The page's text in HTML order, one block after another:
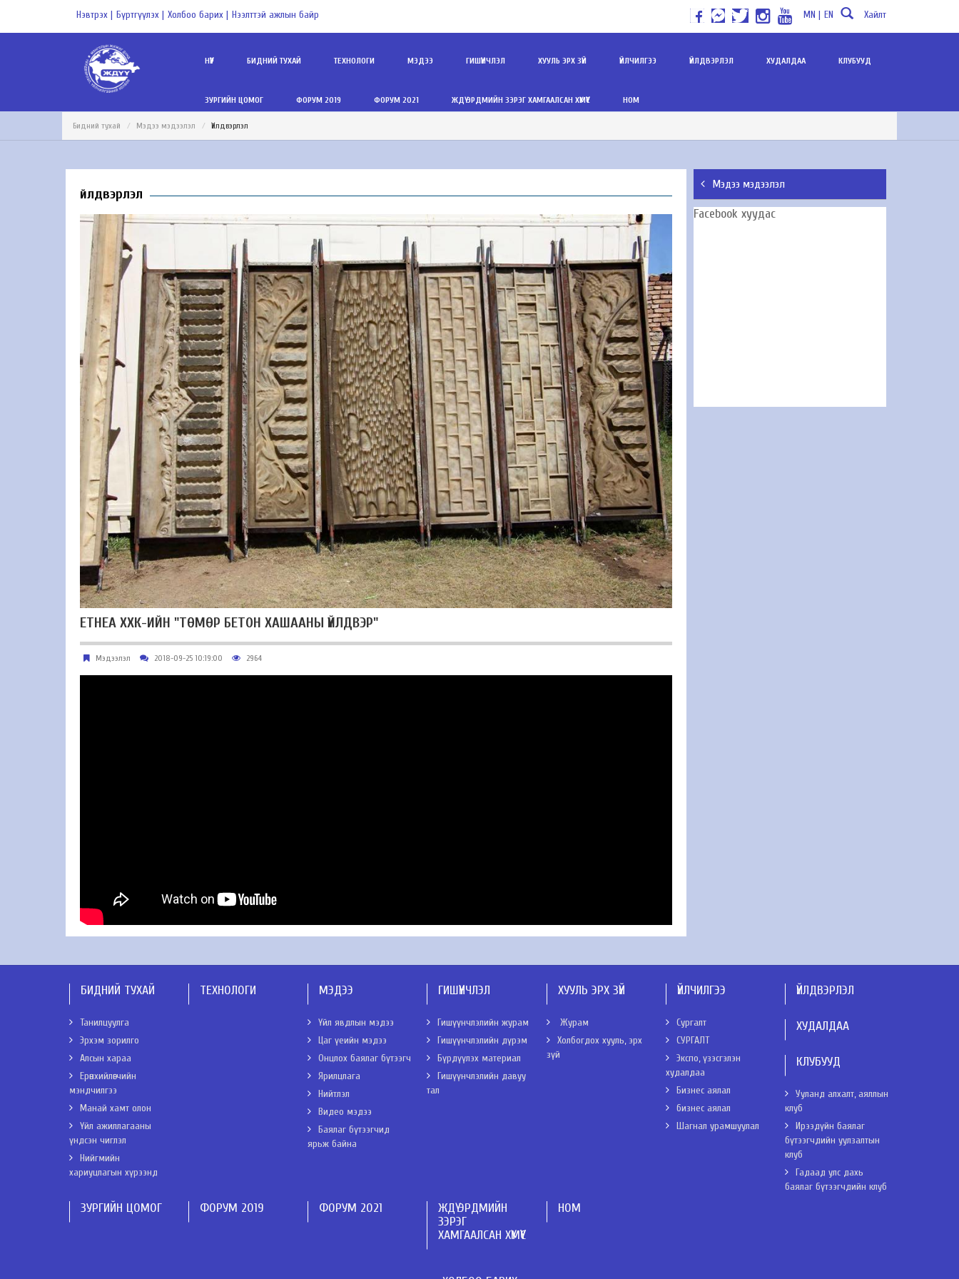
Нэвтрэх | Бүртгүүлэх | Холбоо барих | Нээлттэй ажлын байр MN | EN Хайлт
НҮҮР БИДНИЙ ТУХАЙ ТЕХНОЛОГИ МЭДЭЭ ГИШҮҮНЧЛЭЛ ХУУЛЬ ЭРХ ЗҮЙ ҮЙЛЧИЛГЭЭ ҮЙЛДВЭРЛЭЛ ХУДАЛДАА КЛУБУУД
ЗУРГИЙН ЦОМОГ ФОРУМ 2019 ФОРУМ 2021 ЖДҮ ЭРДМИЙН ЗЭРЭГ ХАМГААЛСАН ХҮМҮҮС НОМ
Бидний тухай Мэдээ мэдээлэл Үйлдвэрлэл
Үйлдвэрлэл
ETHEA ХХК-ИЙН "ТӨМӨР БЕТОН ХАШААНЫ ҮЙЛДВЭР"
Мэдээлэл 2018-09-25 10:19:00 2964
Мэдээ мэдээлэл
Facebook хуудас
БИДНИЙ ТУХАЙ
Танилцуулга
Эрхэм зорилго
Алсын хараа
Ерөнхийлөгчийн
мэндчилгээ
Манай хамт олон
Үйл ажиллагааны
үндсэн чиглэл
Нийгмийн
хариуцлагын хүрээнд
ТЕХНОЛОГИ МЭДЭЭ
Үйл явдлын мэдээ
Цаг үеийн мэдээ
Онцлох баялаг бүтээгч
Ярилцлага
Нийтлэл
Видео мэдээ
Баялаг бүтээгчид
ярьж байна
ГИШҮҮНЧЛЭЛ
Гишүүнчлэлийн журам
Гишүүнчлэлийн дүрэм
Бүрдүүлэх материал
Гишүүнчлэлийн давуу
тал
ХУУЛЬ ЭРХ ЗҮЙ
Журам
Холбогдох хууль, эрх
зүй
ҮЙЛЧИЛГЭЭ
Сургалт
СУРГАЛТ
Экспо, үзэсгэлэн
худалдаа
Бизнес аялал
бизнес аялал
Шагнал урамшуулал
ҮЙЛДВЭРЛЭЛ
ХУДАЛДАА
КЛУБУУД
Ууланд алхалт, аяллын
клуб
Ирээдүйн баялаг
бүтээгчдийн уулзалтын
клуб
Гадаад улс дахь
баялаг бүтээгчдийн клуб
ЗУРГИЙН ЦОМОГ ФОРУМ 2019 ФОРУМ 2021
ЖДҮ ЭРДМИЙН
ЗЭРЭГ
ХАМГААЛСАН ХҮМҮҮС
НОМ